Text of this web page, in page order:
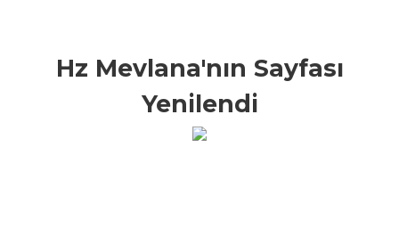
Hz Mevlana'nın Sayfası
Yenilendi